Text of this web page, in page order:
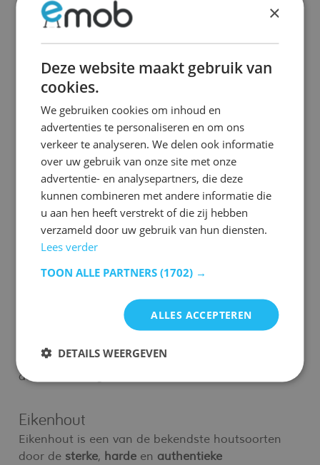
vervaardigd. Dit betekent dat geen twee stukken
precies hetzelfde zijn; elk heeft zijn
patronen,kleurenentexturen.
Acaciahout
De sterke houtsoort is afkomstig van de
acaciaboom en wordt gekenmerkt door de
natuurlijke rode gloed en dewisselende
kleurschakeringen. De warme gloed en de
verschillende kleuren maken acacia meubels
immens populair.
Beukenhout
warme uitstralingen tijdloze charme
schoonheid, kracht en duurzaamheid. In
vergelijking met andere houtsoorten heeft
omdat het minder noesten (De plek waar een zijtak
aan de boom groeit) telt.
Eikenhout
Eikenhout is een van de bekendste houtsoorten
door de sterke, harde en authentieke
×
Deze website maakt gebruik van
cookies.
We gebruiken cookies om inhoud en
advertenties te personaliseren en om ons
verkeer te analyseren. We delen ook informatie
over uw gebruik van onze site met onze
advertentie- en analysepartners, die deze
kunnen combineren met andere informatie die
u aan hen heeft verstrekt of die zij hebben
verzameld door uw gebruik van hun diensten.
Lees verder
TOON ALLE PARTNERS(1702) →
ALLES ACCEPTEREN
DETAILS WEERGEVEN